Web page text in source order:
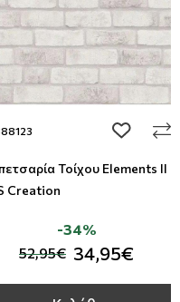
add to
Τοίχου Elements II
Creation
52,95€ 34,95€
-34%